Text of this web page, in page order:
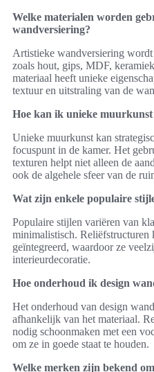
Welke materialen worden
wandversiering?
Artistieke wandversiering
zoals hout, gips, MDF,
materiaal heeft unieke
textuur en uitstraling van de
Hoe kan ik unieke
Unieke muurkunst kan
focuspunt in de kamer. Het
texturen helpt niet alleen de
ook de algehele sfeer van de
Wat zijn enkele populaire
Populaire stijlen variëren van
minimalistisch. Reliëfstructuren
geïntegreerd, waardoor ze
interieurdecoratie.
Hoe onderhoud ik design
Het onderhoud van design
afhankelijk van het materiaal.
nodig schoonmaken met een
om ze in goede staat te houden.
Welke merken zijn bekend